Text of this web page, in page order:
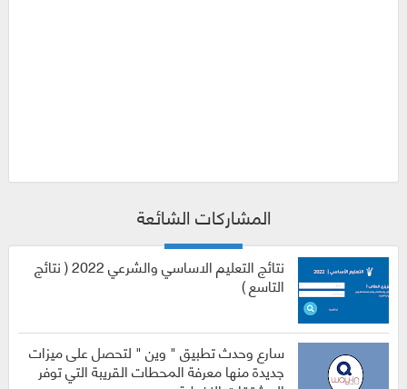
المشاركات الشائعة
نتائج التعليم الاساسي والشرعي 2022 ( نتائج
التاسع )
سارع وحدث تطبيق " وين " لتحصل على ميزات
جديدة منها معرفة المحطات القريبة التي توفر